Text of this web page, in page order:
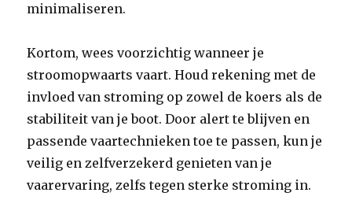
minimaliseren.
Kortom, wees voorzichtig wanneer je
stroomopwaarts vaart. Houd rekening met de
invloed van stroming op zowel de koers als de
stabiliteit van je boot. Door alert te blijven en
passende vaartechnieken toe te passen, kun je
veilig en zelfverzekerd genieten van je
vaarervaring, zelfs tegen sterke stroming in.